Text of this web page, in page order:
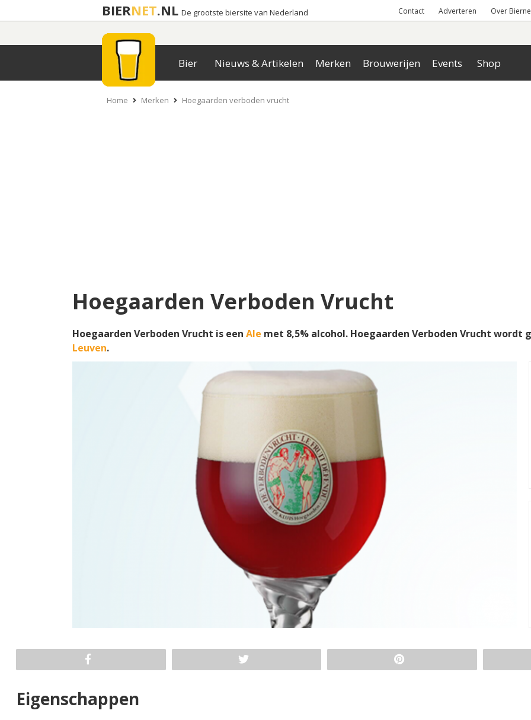
BIERNET.NL De grootste biersite van Nederland Contact Adverteren Over
Bier Nieuws & Artikelen Merken Brouwerijen Events Shop
Home Merken Hoegaarden verboden vrucht
Hoegaarden Verboden Vrucht
Hoegaarden Verboden Vrucht is een Ale met 8,5% alcohol. Hoegaarden Verboden Vrucht wordt
Leuven.
Eigenschappen